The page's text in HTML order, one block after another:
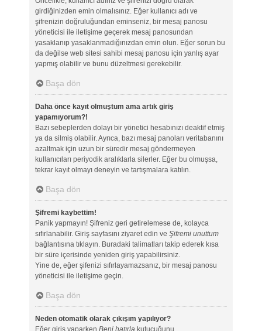
girdiğinizden emin olmalısınız. Eğer kullanıcı adı ve
şifrenizin doğruluğundan eminseniz, bir mesaj panosu
yöneticisi ile iletişime geçerek mesaj panosundan
yasaklanıp yasaklanmadığınızdan emin olun. Eğer sorun bu
da değilse web sitesi sahibi mesaj panosu için yanlış ayar
yapmış olabilir ve bunu düzeltmesi gerekebilir.
Başa dön
Daha önce kayıt olmuştum ama artık giriş
yapamıyorum?!
Bazı sebeplerden dolayı bir yönetici hesabınızı deaktif etmiş
ya da silmiş olabilir. Ayrıca, bazı mesaj panoları veritabanını
azaltmak için uzun bir süredir mesaj göndermeyen
kullanıcıları periyodik aralıklarla silerler. Eğer bu olmuşsa,
tekrar kayıt olmayı deneyin ve tartışmalara katılın.
Başa dön
Şifremi kaybettim!
Panik yapmayın! Şifreniz geri getirelemese de, kolayca
sıfırlanabilir. Giriş sayfasını ziyaret edin ve Şifremi unuttum
bağlantısına tıklayın. Buradaki talimatları takip ederek kısa
bir süre içerisinde yeniden giriş yapabilirsiniz.
Yine de, eğer şifenizi sıfırlayamazsanız, bir mesaj panosu
yöneticisi ile iletişime geçin.
Başa dön
Neden otomatik olarak çıkışım yapılıyor?
Eğer giriş yaparken Beni hatırlakutucuğunu